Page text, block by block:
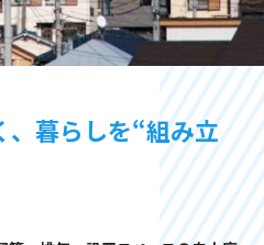
、暮らしを“組み立